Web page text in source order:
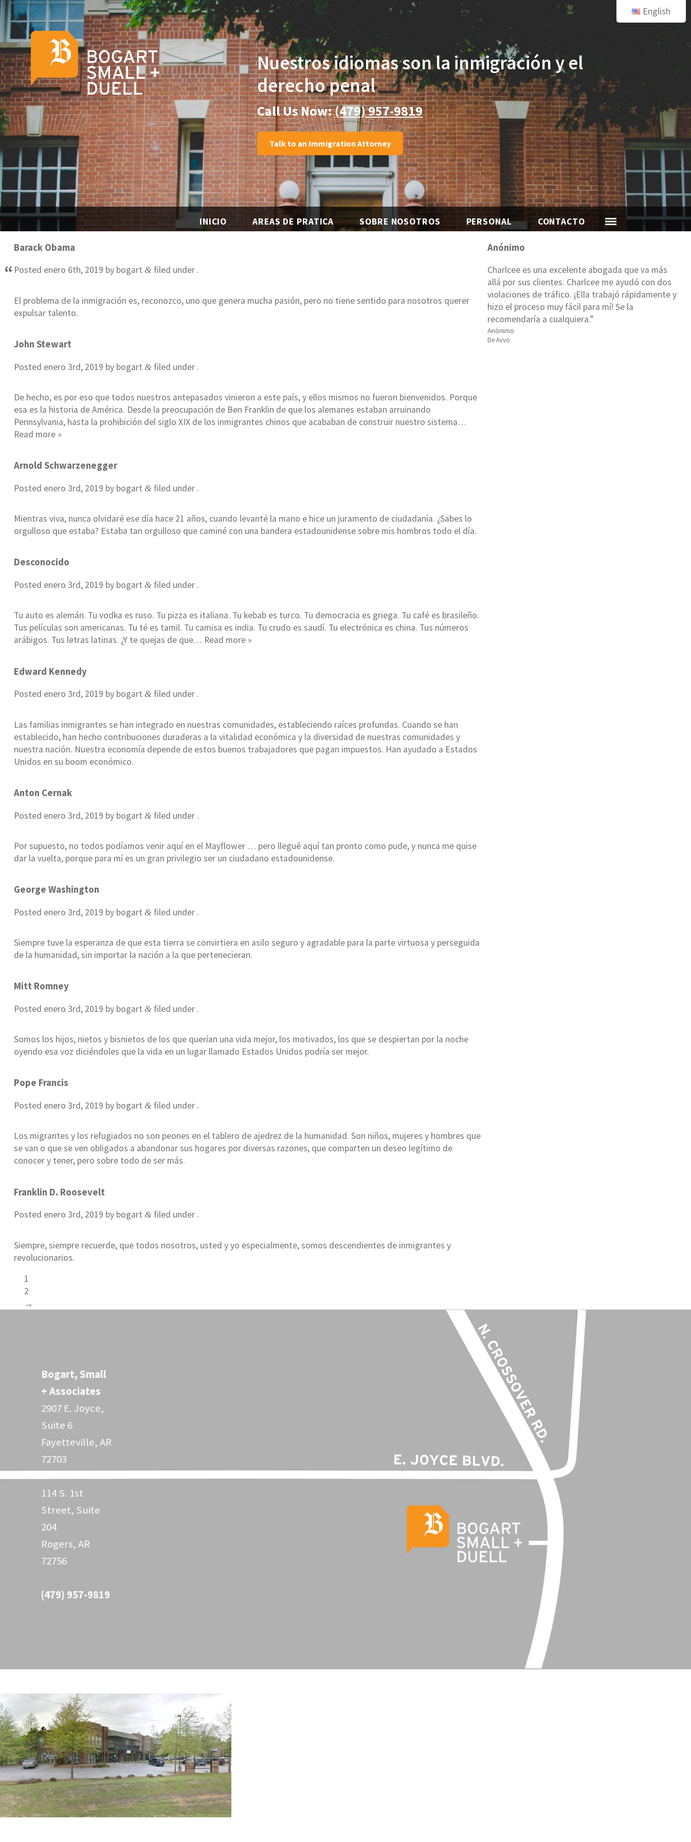
Nuestros idiomas sonla inmigración y el
derecho penal
Call Us Now:(479) 957-9819
Talk to an Immigration Attorney
English
INICIO AREAS DE PRATICA SOBRE NOSOTROS PERSONAL CONTACTO
Barack Obama
Posted enero 6th, 2019 by bogart &filed under .
El problema de la inmigración es, reconozco, uno que genera mucha pasión, pero no tiene sentido para nosotros querer
expulsar talento.
John Stewart
Posted enero 3rd, 2019 by bogart &filed under .
De hecho, es por eso que todos nuestros antepasados vinieron a este país, y ellos mismos no fueron bienvenidos. Porque
esa es la historia de América. Desde la preocupación de Ben Franklin de que los alemanes estaban arruinando
Pennsylvania, hasta la prohibición del siglo XIX de los inmigrantes chinos que acababan de construir nuestro sistema…
Read more »
Arnold Schwarzenegger
Posted enero 3rd, 2019 by bogart &filed under .
Mientras viva, nunca olvidaré ese día hace 21 años, cuando levanté la mano e hice un juramento de ciudadanía. ¿Sabes lo
orgulloso que estaba? Estaba tan orgulloso que caminé con una bandera estadounidense sobre mis hombros todo el día.
Desconocido
Posted enero 3rd, 2019 by bogart &filed under .
Tu auto es alemán. Tu vodka es ruso. Tu pizza es italiana. Tu kebab es turco. Tu democracia es griega. Tu café es brasileño.
Tus películas son americanas. Tu té es tamil. Tu camisa es india. Tu crudo es saudí. Tu electrónica es china. Tus números
arábigos. Tus letras latinas. ¿Y te quejas de que… Read more »
Edward Kennedy
Posted enero 3rd, 2019 by bogart &filed under .
Las familias inmigrantes se han integrado en nuestras comunidades, estableciendo raíces profundas. Cuando se han
establecido, han hecho contribuciones duraderas a la vitalidad económica y la diversidad de nuestras comunidades y
nuestra nación. Nuestra economía depende de estos buenos trabajadores que pagan impuestos. Han ayudado a Estados
Unidos en su boom económico.
Anton Cernak
Posted enero 3rd, 2019 by bogart &filed under .
Por supuesto, no todos podíamos venir aquí en el Mayflower … pero llegué aquí tan pronto como pude, y nunca me quise
dar la vuelta, porque para mí es un gran privilegio ser un ciudadano estadounidense.
George Washington
Posted enero 3rd, 2019 by bogart &filed under .
Siempre tuve la esperanza de que esta tierra se convirtiera en asilo seguro y agradable para la parte virtuosa y perseguida
de la humanidad, sin importar la nación a la que pertenecieran.
Mitt Romney
Posted enero 3rd, 2019 by bogart &filed under .
Somos los hijos, nietos y bisnietos de los que querían una vida mejor, los motivados, los que se despiertan por la noche
oyendo esa voz diciéndoles que la vida en un lugar llamado Estados Unidos podría ser mejor.
Pope Francis
Posted enero 3rd, 2019 by bogart &filed under .
Los migrantes y los refugiados no son peones en el tablero de ajedrez de la humanidad. Son niños, mujeres y hombres que
se van o que se ven obligados a abandonar sus hogares por diversas razones, que comparten un deseo legítimo de
conocer y tener, pero sobre todo de ser más.
Franklin D. Roosevelt
Posted enero 3rd, 2019 by bogart &filed under .
Siempre, siempre recuerde, que todos nosotros, usted y yo especialmente, somos descendientes de inmigrantes y
revolucionarios.
1
2
→
Anónimo
Charlcee es una excelente abogada que va más
allá por sus clientes. Charlcee me ayudó con dos
violaciones de tráfico. ¡Ella trabajó rápidamente y
hizo el proceso muy fácil para mí! Se la
recomendaría a cualquiera.
Anónimo
De Avvo
Bogart, Small
+ Associates
2907 E. Joyce,
Suite 6
Fayetteville, AR
72703
114 S. 1st
Street, Suite
204
Rogers, AR
72756
(479) 957-9819